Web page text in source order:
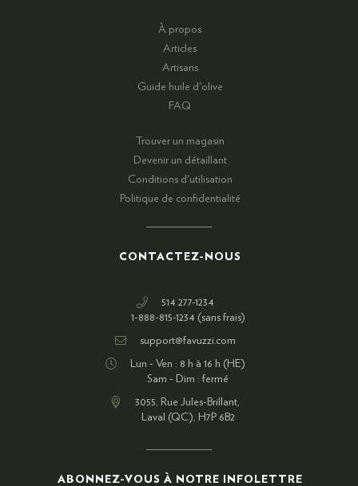
À propos
Articles
Artisans
Guide huile d'olive
FAQ
Trouver un magasin
Devenir un détaillant
Conditions d'utilisation
Politique de confidentialité
CONTACTEZ-NOUS
514 277-1234
1-888-815-1234 (sans frais)
support@favuzzi.com
Lun - Ven : 8 h à 16 h (HE)
Sam - Dim : fermé
3055, Rue Jules-Brillant,
Laval (QC), H7P 6B2
ABONNEZ-VOUS À NOTRE INFOLETTRE